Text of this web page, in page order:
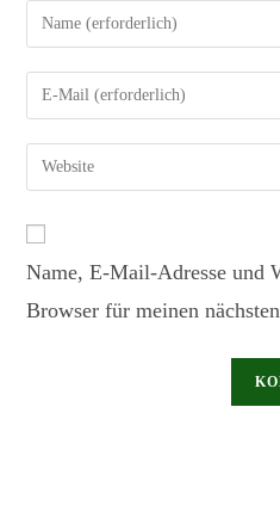
Name, E-Mail-Adresse und
Browser für meinen